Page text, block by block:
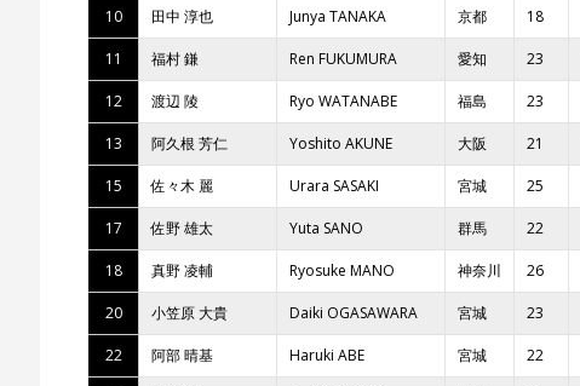
10 田中 淳也 Junya TANAKA 京都 18
11 福村 鎌 Ren FUKUMURA 愛知 23
12 渡辺 陵 Ryo WATANABE 福島 23
13 阿久根 芳仁 Yoshito AKUNE 大阪 21
15 佐々木 麗 Urara SASAKI 宮城 25
17 佐野 雄太 Yuta SANO 群馬 22
18 真野 凌輔 Ryosuke MANO 神奈川 26
20 小笠原 大貴 Daiki OGASAWARA 宮城 23
22 阿部 晴基 Haruki ABE 宮城 22